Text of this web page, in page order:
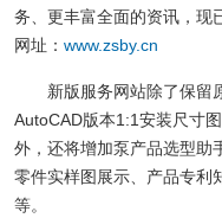
务、更丰富全面的资讯，现
网址： www.zsby.cn
新版服务网站除了保留原
AutoCAD版本1:1安装尺寸
外，还将增加泵产品选型助
零件实样图展示、产品专利
等。